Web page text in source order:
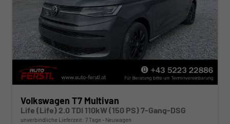
Volkswagen T7 Multivan
Life (Life) 2.0 TDI 110kW (150 PS) 7-Gang-DSG
unverbindliche Lieferzeit: 7 Tage Neuwagen